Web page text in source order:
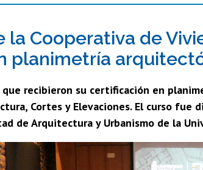
Estudios Avanzados en
Nutrición y
la Cooperativa de
planimetría
que recibieron su certificación en
Cortes y Elevaciones. El curso fue
de Arquitectura y Urbanismo de la